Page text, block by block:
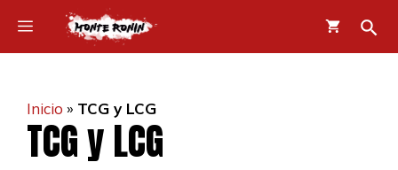
contenido
Menú
Inicio » TCG y LCG
TCG y LCG